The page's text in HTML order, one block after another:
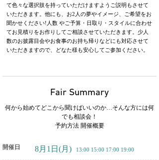
て色々な選択肢を持っていただけますようご説明もさせて
いただきます。他にも、お2人の夢やイメージ、ご希望をお
聞かせください!人数 やご予算・日取り・スタイルに合わせ
てお見積りをお作りしてご相談させていただきます。少人
数のお披露目会やお食事のお持ち帰りなどにも対応させて
いただきますので、どなた様も安心してご参加ください。
Fair Summary
何から始めてどこから聞けばいいのか…そんな方には何
でも相談会！
予約方法 開催概要
開催日 8月1日 (月) 13:00 15:00 17:00 19:00